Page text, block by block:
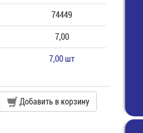
74449
7,00
7,00 шт
Добавить в корзину